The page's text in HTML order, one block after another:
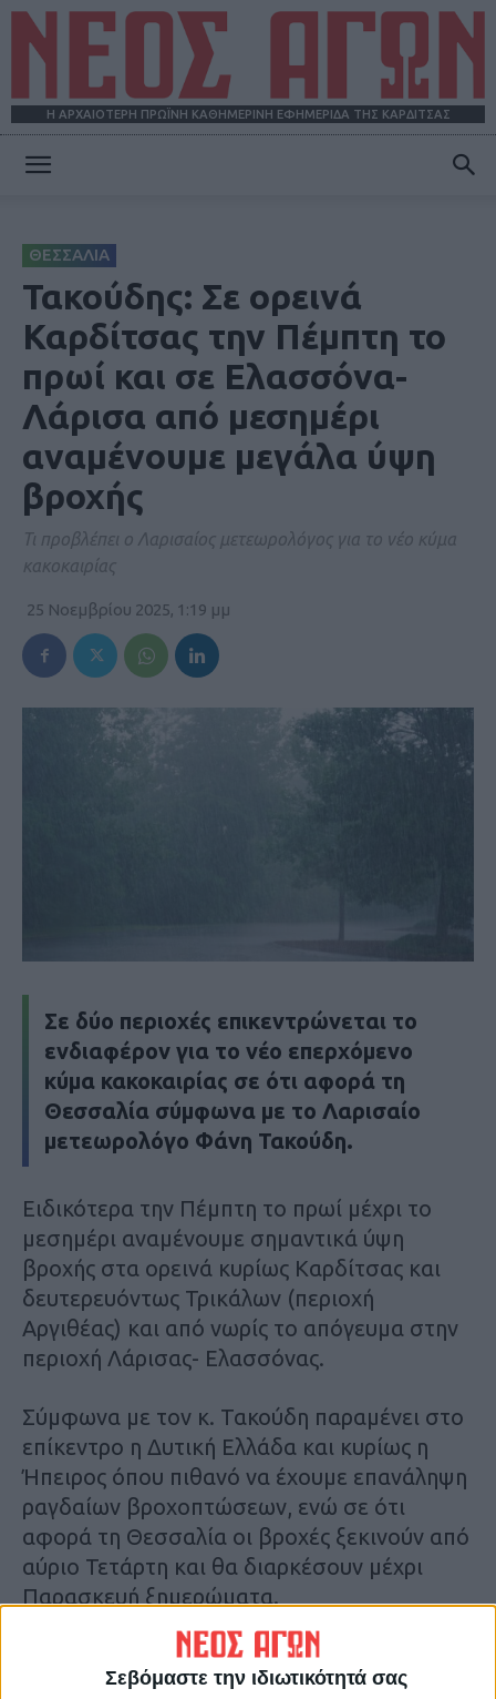
Σεβόμαστε την ιδιωτικότητά σας
Η ΑΡΧΑΙΟΤΕΡΗ ΠΡΩΪΝΗ ΚΑΘΗΜΕΡΙΝΗ ΕΦΗΜΕΡΙΔΑ ΤΗΣ ΚΑΡΔΙΤΣΑΣ
ΘΕΣΣΑΛΙΑ
Τακούδης: Σε ορεινά
Καρδίτσας την Πέμπτη το
πρωί και σε Ελασσόνα-
Λάρισα από μεσημέρι
αναμένουμε μεγάλα ύψη
βροχής
Τι προβλέπει ο Λαρισαίος μετεωρολόγος για το νέο κύμα
κακοκαιρίας
25 Νοεμβρίου 2025, 1:19 μμ
Σε δύο περιοχές επικεντρώνεται το
ενδιαφέρον για το νέο επερχόμενο
κύμα κακοκαιρίας σε ότι αφορά τη
Θεσσαλία σύμφωνα με το Λαρισαίο
μετεωρολόγο Φάνη Τακούδη.
Ειδικότερα την Πέμπτη το πρωί μέχρι το
μεσημέρι αναμένουμε σημαντικά ύψη
βροχής στα ορεινά κυρίως Καρδίτσας και
δευτερευόντως Τρικάλων (περιοχή
Αργιθέας) και από νωρίς το απόγευμα στην
περιοχή Λάρισας- Ελασσόνας.
Σύμφωνα με τον κ. Τακούδη παραμένει στο
επίκεντρο η Δυτική Ελλάδα και κυρίως η
Ήπειρος όπου πιθανό να έχουμε επανάληψη
ραγδαίων βροχοπτώσεων, ενώ σε ότι
αφορά τη Θεσσαλία οι βροχές ξεκινούν από
αύριο Τετάρτη και θα διαρκέσουν μέχρι
Παρασκευή ξημερώματα.
Κύριο χαρακτηριστικό επίσης θα είναι η
πτώση της θερμοκρασίας καθώς